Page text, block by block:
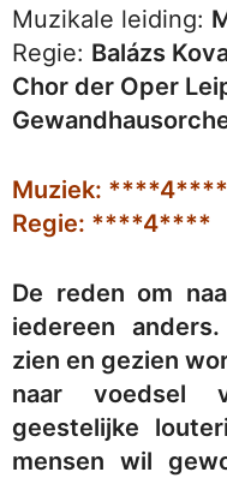
Muzikale leiding:
Regie: Balázs
Chor der Oper
Muziek: ****4****
Regie: ****4****
De reden om
iedereen
zien en gezien
naar voedsel
geestelijke
mensen wil